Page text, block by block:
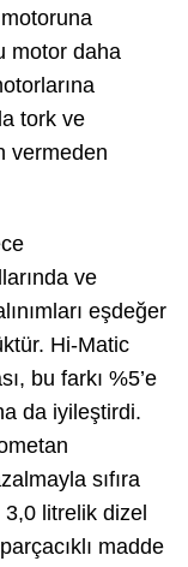
motor daha
tork ve
vermeden
ve
eşdeğer
Hi-Matic
bu farkı %5’e
da iyileştirdi.
sıfıra
litrelik dizel
madde